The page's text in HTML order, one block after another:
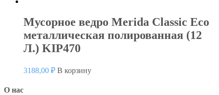
Мусорное ведро Merida Classic Eco
металлическая полированная (12
Л.) KIP470
3188,00 ₽ В корзину
О нас